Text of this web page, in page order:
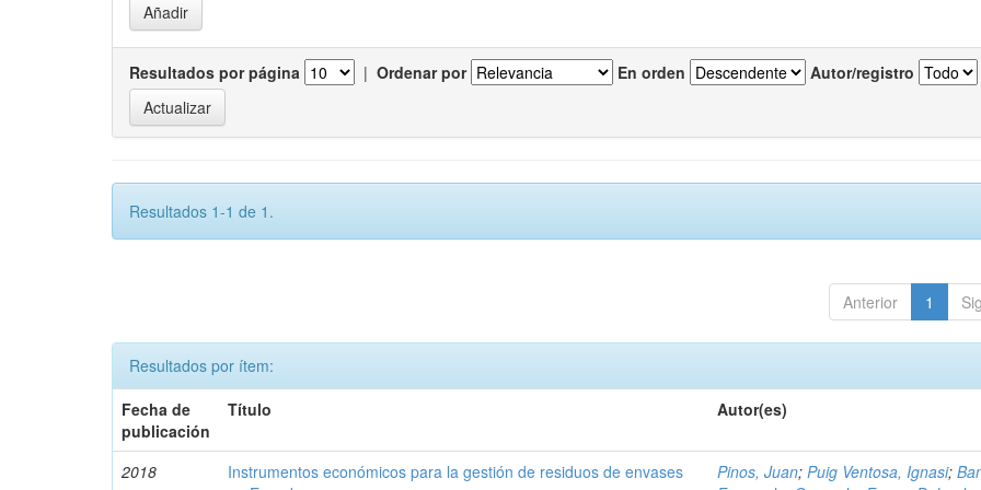
Resultados por página | Ordenar por En orden Autor/registro
Resultados 1-1 de 1.
Anterior 1
Resultados por ítem:
Fecha de
publicación
Título Autor(es)
2018
Instrumentos económicos para la gestión de residuos de envases
Pinos, Juan;Puig Ventosa, Ignasi;